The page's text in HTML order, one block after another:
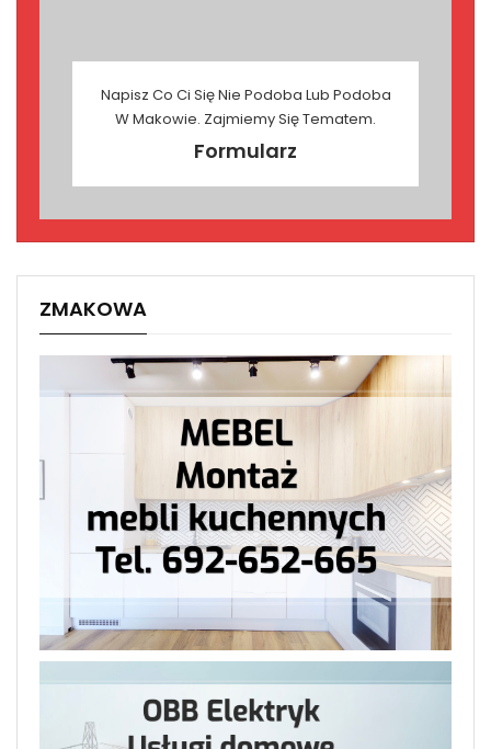
Napisz Co Ci Się Nie Podoba Lub Podoba
W Makowie. Zajmiemy Się Tematem.
Formularz
ZMAKOWA